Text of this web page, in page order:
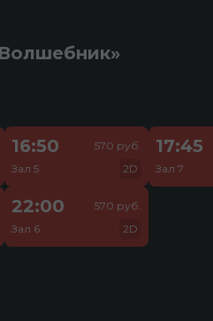
16:50
Зал 5
570 руб.
2D
17:45
Зал 7
22:00
Зал 6
570 руб.
2D